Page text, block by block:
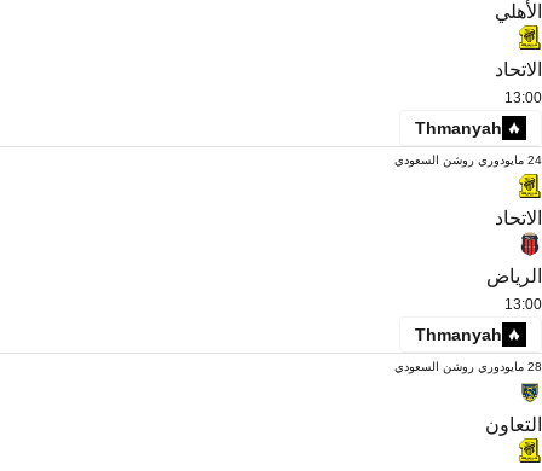
الأهلي
الاتحاد
13:00
Thmanyah
24 مايو دوري روشن السعودي
الاتحاد
الرياض
13:00
Thmanyah
28 مايو دوري روشن السعودي
التعاون